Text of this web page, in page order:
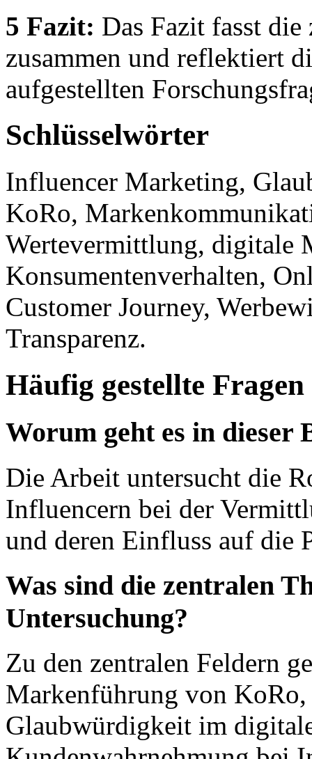
5 Fazit: Das Fazit fasst
zusammen und reflektiert
aufgestellten
Schlüsselwörter
Influencer Marketing,
KoRo,
Wertevermittlung, digitale
Konsumentenverhalten,
Customer Journey,
Transparenz.
Häufig gestellte Fragen
Worum geht es in dieser
Die Arbeit untersucht die
Influencern bei der
und deren Einfluss auf die
Was sind die zentralen
Untersuchung?
Zu den zentralen Feldern
Markenführung von KoRo,
Glaubwürdigkeit im